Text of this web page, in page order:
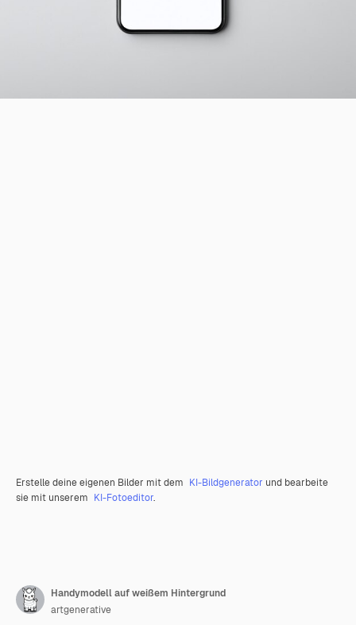
Erstelle deine eigenen Bilder mit dem KI-Bildgenerator und bearbeite
sie mit unserem KI-Fotoeditor.
Handymodell auf weißem Hintergrund
artgenerative